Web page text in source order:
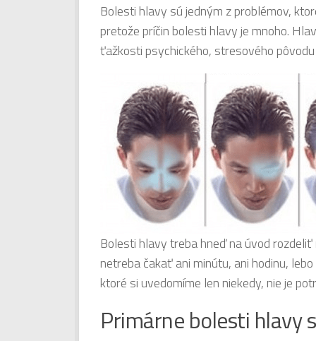
Bolesti hlavy sú jedným z problémov,
pretože príčin bolesti hlavy je mnoho.
ťažkosti psychického, stresového
Bolesti hlavy treba hneď na úvod rozdeliť
netreba čakať ani minútu, ani hodinu,
ktoré si uvedomíme len niekedy, nie je
Primárne bolesti hlavy